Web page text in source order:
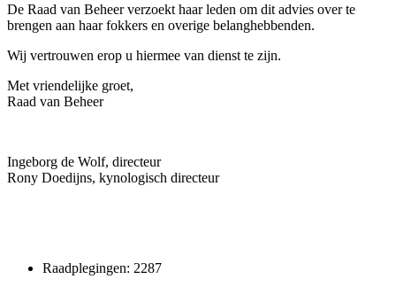
De Raad van Beheer verzoekt haar leden om dit advies over te
brengen aan haar fokkers en overige belanghebbenden.
Wij vertrouwen erop u hiermee van dienst te zijn.
Met vriendelijke groet,
Raad van Beheer
Ingeborg de Wolf, directeur
Rony Doedijns, kynologisch directeur
Raadplegingen: 2287